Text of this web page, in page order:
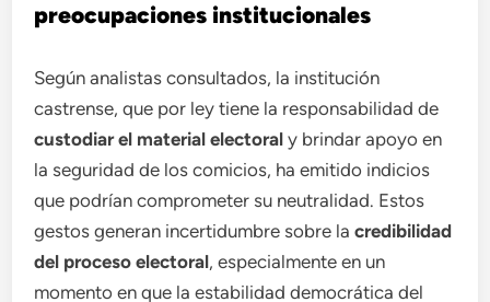
preocupaciones institucionales
Según analistas consultados, la institución
castrense, que por ley tiene la responsabilidad de
custodiar el material electoral y brindar apoyo en
la seguridad de los comicios, ha emitido indicios
que podrían comprometer su neutralidad. Estos
gestos generan incertidumbre sobre lacredibilidad
del proceso electoral, especialmente en un
momento en que la estabilidad democrática del